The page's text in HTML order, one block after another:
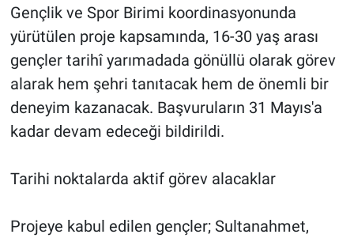
Gençlik ve Spor Birimi koordinasyonunda
yürütülen proje kapsamında, 16-30 yaş arası
gençler tarihî yarımadada gönüllü olarak görev
alarak hem şehri tanıtacak hem de önemli bir
deneyim kazanacak. Başvuruların 31 Mayıs'a
kadar devam edeceği bildirildi.
Tarihi noktalarda aktif görev alacaklar
Projeye kabul edilen gençler; Sultanahmet,